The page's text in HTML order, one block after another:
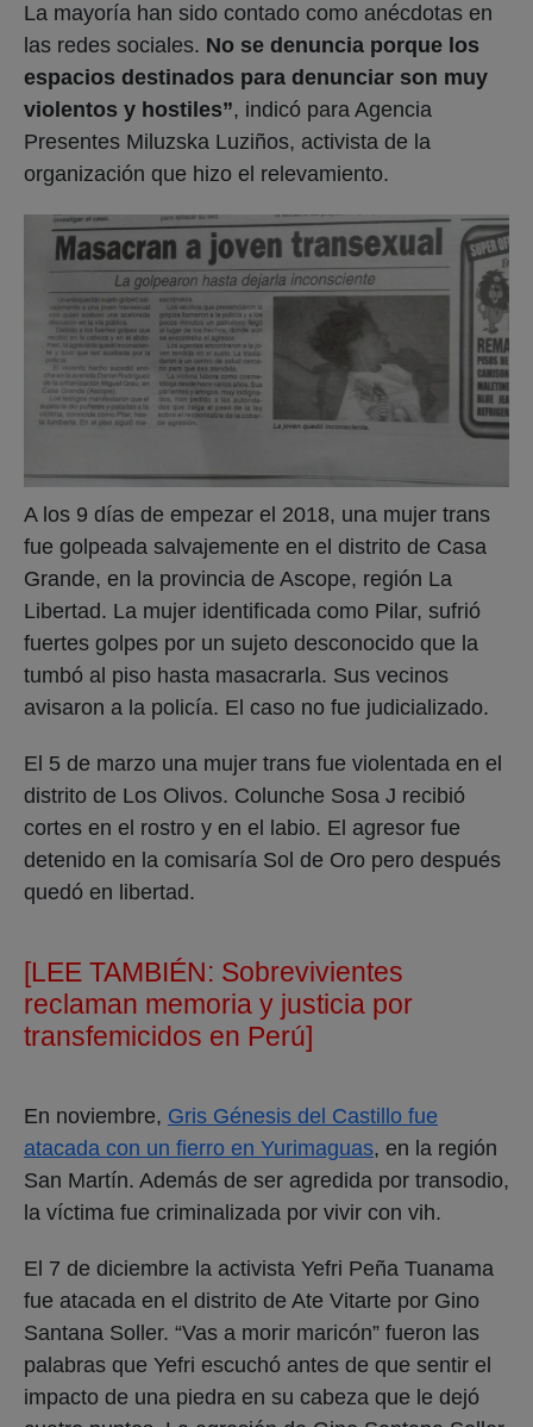
La mayoría han sido contado como anécdotas en
las redes sociales. No se denuncia porque los
espacios destinados para denunciar son muy
violentos y hostiles”, indicó para Agencia
Presentes Miluzska Luziños, activista de la
organización que hizo el relevamiento.
A los 9 días de empezar el 2018, una mujer trans
fue golpeada salvajemente en el distrito de Casa
Grande, en la provincia de Ascope, región La
Libertad. La mujer identificada como Pilar, sufrió
fuertes golpes por un sujeto desconocido que la
tumbó al piso hasta masacrarla. Sus vecinos
avisaron a la policía. El caso no fue judicializado.
El 5 de marzo una mujer trans fue violentada en el
distrito de Los Olivos. Colunche Sosa J recibió
cortes en el rostro y en el labio. El agresor fue
detenido en la comisaría Sol de Oro pero después
quedó en libertad.
[LEE TAMBIÉN: Sobrevivientes
reclaman memoria y justicia por
transfemicidos en Perú]
En noviembre, Gris Génesis del Castillo fue
atacada con un fierro en Yurimaguas, en la región
San Martín. Además de ser agredida por transodio,
la víctima fue criminalizada por vivir con vih.
El 7 de diciembre la activista Yefri Peña Tuanama
fue atacada en el distrito de Ate Vitarte por Gino
Santana Soller. “Vas a morir maricón” fueron las
palabras que Yefri escuchó antes de que sentir el
impacto de una piedra en su cabeza que le dejó